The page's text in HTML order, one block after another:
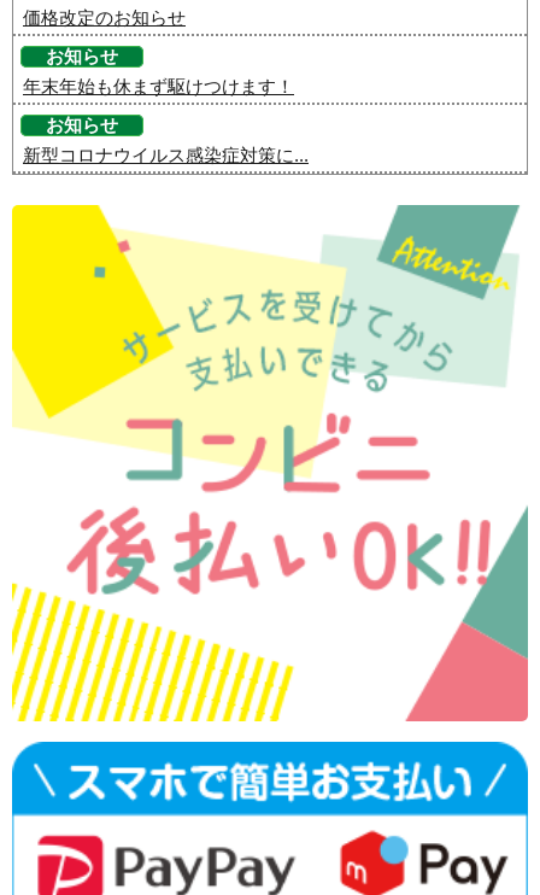
価格改定のお知らせ
お知らせ
年末年始も休まず駆けつけます！
お知らせ
新型コロナウイルス感染症対策に...